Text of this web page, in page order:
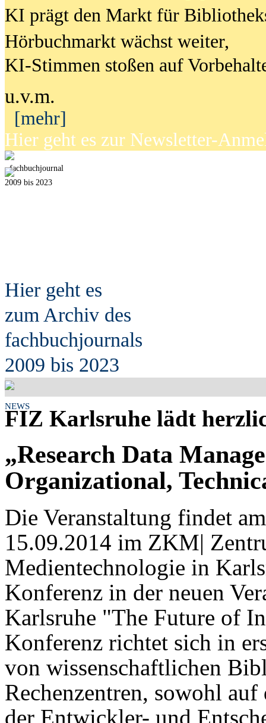
KI prägt den Markt für
Hörbuchmarkt wächst weiter,
KI-Stimmen stoßen auf
u.v.m.
[mehr]
Hier geht es zur Newsletter-
fachbuchjournal
2009 bis 2023
Hier geht es
zum Archiv des
fachbuchjournals
2009 bis 2023
NEWS
FIZ Karlsruhe lädt
„Research Data
Organizational,
Die Veranstaltung findet am
15.09.2014 im ZKM|
Medientechnologie in
Konferenz in der neuen
Karlsruhe "The Future of
Konferenz richtet sich in
von wissenschaftlichen
Rechenzentren, sowohl
der Entwickler- und